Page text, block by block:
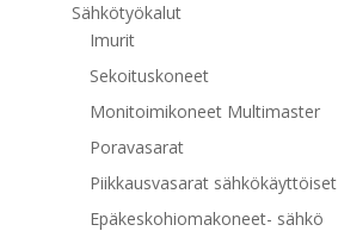
Sähkötyökalut
Imurit
Sekoituskoneet
Monitoimikoneet Multimaster
Poravasarat
Piikkausvasarat sähkökäyttöiset
Epäkeskohiomakoneet- sähkö